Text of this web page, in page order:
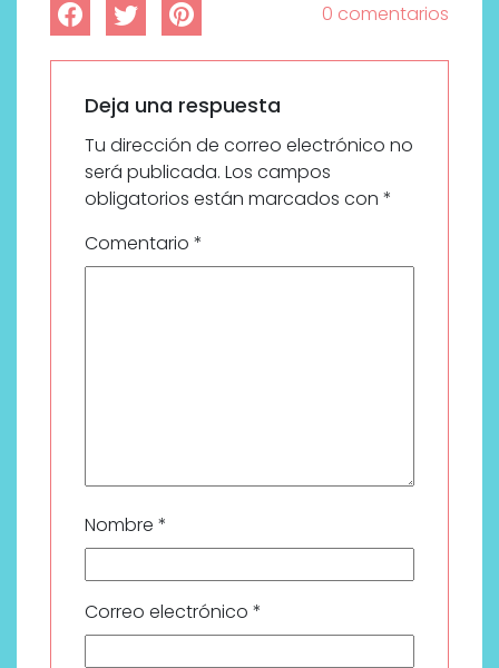
0 comentarios
Deja una respuesta
Tu dirección de correo electrónico no
será publicada. Los campos
obligatorios están marcados con *
Comentario *
Nombre *
Correo electrónico *